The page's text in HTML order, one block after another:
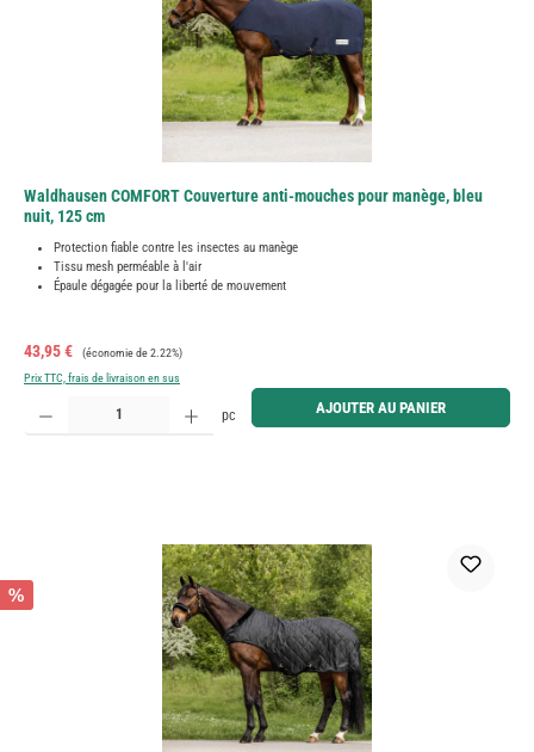
Waldhausen COMFORT Couverture anti-mouches pour manège, bleu
nuit, 125 cm
Protection fiable contre les insectes au manège
Tissu mesh perméable à l'air
Épaule dégagée pour la liberté de mouvement
Prix de vente :
43,95 € Prix régulier :
(économie de 2.22%)
Prix TTC, frais de livraison en sus
Quantité de produit : Entrez la quantité souhaitée ou utilisez les boutons pour augmenter ou
pc AJOUTER AU PANIER
%